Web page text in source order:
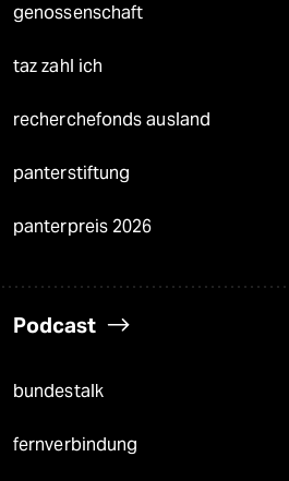
genossenschaft
taz zahl ich
recherchefonds ausland
panterstiftung
panterpreis 2026
Podcast
bundestalk
fernverbindung